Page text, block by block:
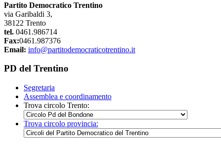
Partito Democratico Trentino
via Garibaldi 3,
38122 Trento
tel. 0461.986714
Fax:0461.987376
Email: info@partitodemocraticotrentino.it
PD del Trentino
Segretaria
Assemblea e coordinamento
Trova circolo Trento:
Trova circolo provincia: